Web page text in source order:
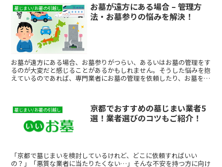
墓じまい/お墓の引越し
お墓が遠方にある場合 – 管理方
法・お墓参りの悩みを解決！
お墓が遠方にある場合、お墓参りがつらい、あるいはお墓の管理をす
るのが大変だと感じることがあるかもしれません。そうした悩みを抱
えているのであれば、専門業者にお墓の管理を依頼したり、お墓を移
墓じまい/お墓の引越し
京都でおすすめの墓じまい業者5
選！業者選びのコツもご紹介！
「京都で墓じまいを検討しているけれど、どこに依頼すればいい
の？」「悪質な業者に当たりたくない…」そんな不安を持つ方に向け